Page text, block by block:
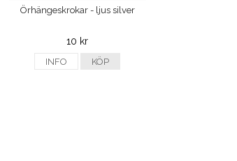
Örhängeskrokar - ljus silver
10 kr
INFO KÖP